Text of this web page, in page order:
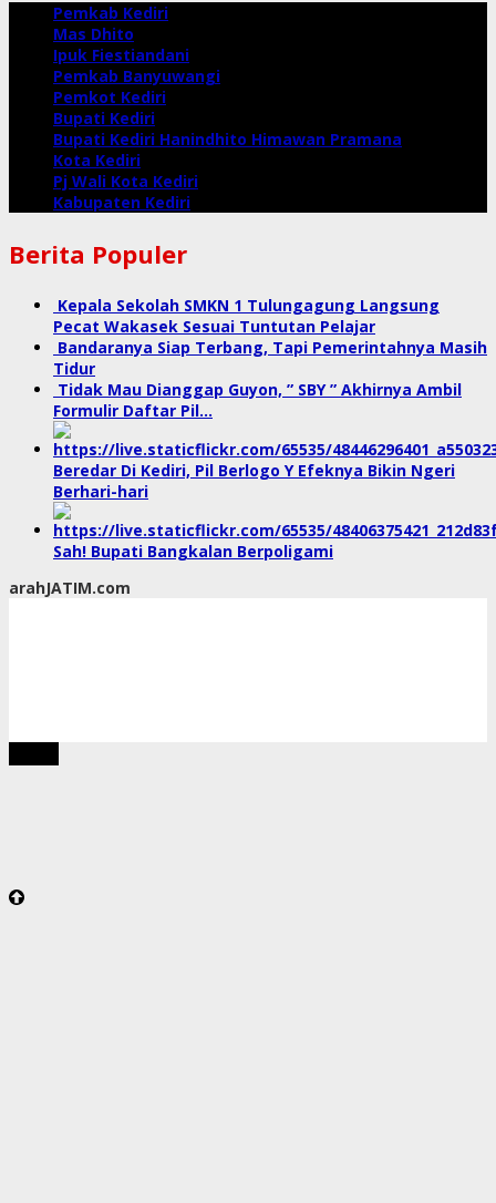
Pemkab Kediri
Mas Dhito
Ipuk Fiestiandani
Pemkab Banyuwangi
Pemkot Kediri
Bupati Kediri
Bupati Kediri Hanindhito Himawan Pramana
Kota Kediri
Pj Wali Kota Kediri
Kabupaten Kediri
Berita Populer
Kepala Sekolah SMKN 1 Tulungagung Langsung
Pecat Wakasek Sesuai Tuntutan Pelajar
Bandaranya Siap Terbang, Tapi Pemerintahnya Masih
Tidur
Tidak Mau Dianggap Guyon, ” SBY ” Akhirnya Ambil
Formulir Daftar Pil…
Beredar Di Kediri, Pil Berlogo Y Efeknya Bikin Ngeri
Berhari-hari
Sah! Bupati Bangkalan Berpoligami
arahJATIM.com